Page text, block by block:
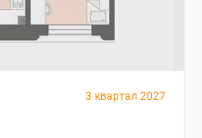
3 квартал 2027